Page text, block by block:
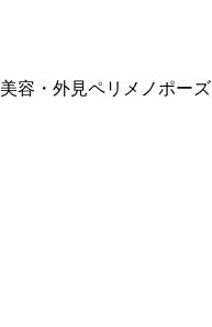
美容・外見ペリメノポーズ